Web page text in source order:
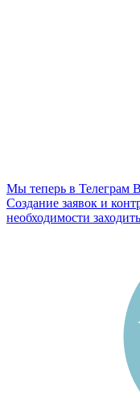
Мы теперь в Телеграм
Создание заявок и
необходимости